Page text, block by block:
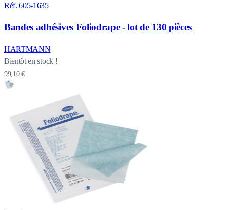
Réf. 605-1635
Bandes adhésives Foliodrape - lot de 130 pièces
HARTMANN
Bientôt en stock !
99,10 €